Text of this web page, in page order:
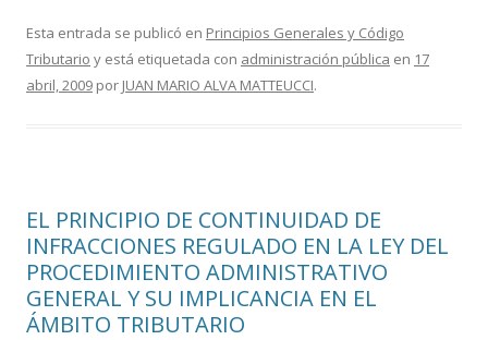
e
b
itt
er
m
p
Esta entrada se publicó en Principios Generales y Código
Tributario y está etiquetada con administración pública en 17
abril, 2009 por JUAN MARIO ALVA MATTEUCCI.
EL PRINCIPIO DE CONTINUIDAD DE
INFRACCIONES REGULADO EN LA LEY DEL
PROCEDIMIENTO ADMINISTRATIVO
GENERAL Y SU IMPLICANCIA EN EL
ÁMBITO TRIBUTARIO